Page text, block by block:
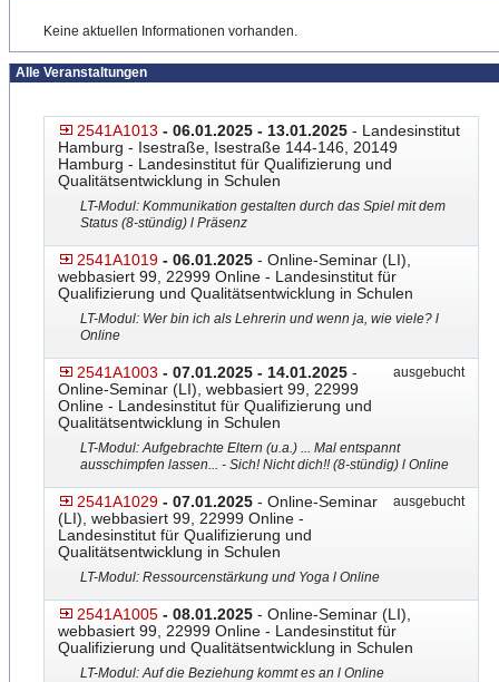
Keine aktuellen Informationen vorhanden.
Alle Veranstaltungen
2541A1013 - 06.01.2025 - 13.01.2025 - Landesinstitut
Hamburg - Isestraße, Isestraße 144-146, 20149
Hamburg - Landesinstitut für Qualifizierung und
Qualitätsentwicklung in Schulen
LT-Modul: Kommunikation gestalten durch das Spiel mit dem
Status (8-stündig) l Präsenz
2541A1019 - 06.01.2025 - Online-Seminar (LI),
webbasiert 99, 22999 Online - Landesinstitut für
Qualifizierung und Qualitätsentwicklung in Schulen
LT-Modul: Wer bin ich als Lehrerin und wenn ja, wie viele? l
Online
2541A1003 - 07.01.2025 - 14.01.2025 -
Online-Seminar (LI), webbasiert 99, 22999
Online - Landesinstitut für Qualifizierung und
Qualitätsentwicklung in Schulen
ausgebucht
LT-Modul: Aufgebrachte Eltern (u.a.) ... Mal entspannt
ausschimpfen lassen... - Sich! Nicht dich!! (8-stündig) l Online
2541A1029 - 07.01.2025 - Online-Seminar
(LI), webbasiert 99, 22999 Online -
Landesinstitut für Qualifizierung und
Qualitätsentwicklung in Schulen
ausgebucht
LT-Modul: Ressourcenstärkung und Yoga l Online
2541A1005 - 08.01.2025 - Online-Seminar (LI),
webbasiert 99, 22999 Online - Landesinstitut für
Qualifizierung und Qualitätsentwicklung in Schulen
LT-Modul: Auf die Beziehung kommt es an l Online